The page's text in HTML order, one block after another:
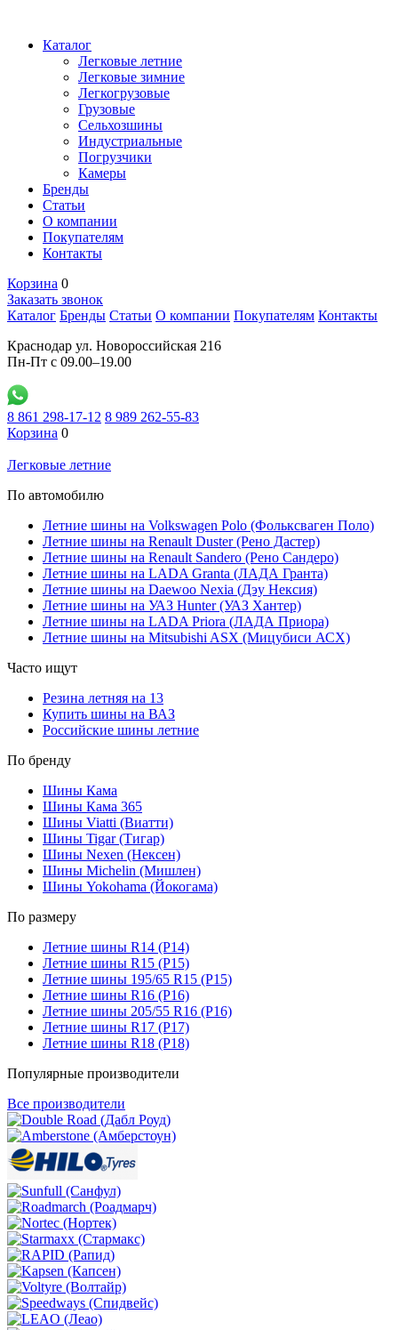
Каталог
Легковые летние
Легковые зимние
Легкогрузовые
Грузовые
Сельхозшины
Индустриальные
Погрузчики
Камеры
Бренды
Статьи
О компании
Покупателям
Контакты
Корзина 0
Заказать звонок
Каталог Бренды Статьи О компании Покупателям Контакты
Краснодар ул. Новороссийская 216
Пн-Пт с 09.00–19.00
8 861 298-17-12 8 989 262-55-83
Корзина 0
Легковые летние
По автомобилю
Летние шины на Volkswagen Polo (Фольксваген Поло)
Летние шины на Renault Duster (Рено Дастер)
Летние шины на Renault Sandero (Рено Сандеро)
Летние шины на LADA Granta (ЛАДА Гранта)
Летние шины на Daewoo Nexia (Дэу Нексия)
Летние шины на УАЗ Hunter (УАЗ Хантер)
Летние шины на LADA Priora (ЛАДА Приора)
Летние шины на Mitsubishi ASX (Мицубиси АСХ)
Часто ищут
Резина летняя на 13
Купить шины на ВАЗ
Российские шины летние
По бренду
Шины Кама
Шины Кама 365
Шины Viatti (Виатти)
Шины Tigar (Тигар)
Шины Nexen (Нексен)
Шины Michelin (Мишлен)
Шины Yokohama (Йокогама)
По размеру
Летние шины R14 (Р14)
Летние шины R15 (Р15)
Летние шины 195/65 R15 (Р15)
Летние шины R16 (Р16)
Летние шины 205/55 R16 (Р16)
Летние шины R17 (Р17)
Летние шины R18 (Р18)
Популярные производители
Все производители